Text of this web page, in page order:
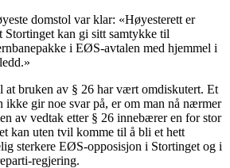
domstol var klar: «Høyesterett er
Stortinget kan gi sitt samtykke til
i EØS-avtalen med hjemmel i
at bruken av § 26 har vært omdiskutert. Et
ikke gir noe svar på, er om man nå nærmer
av vedtak etter § 26 innebærer en for stor
kan uten tvil komme til å bli et hett
sterkere EØS-opposisjon i Stortinget og i
regjering.